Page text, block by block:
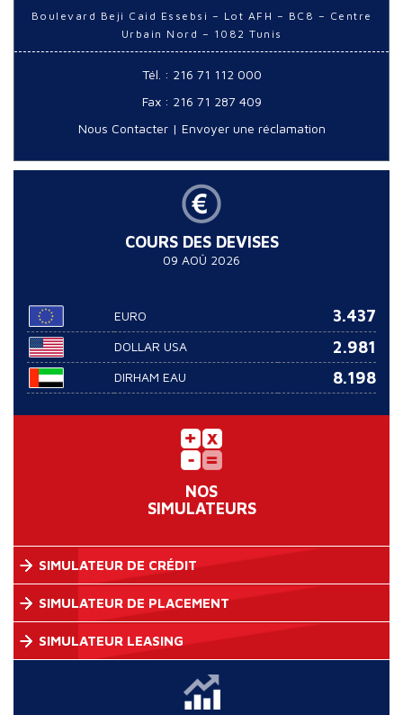
Boulevard Beji Caid Essebsi – Lot AFH – BC8 – Centre
Urbain Nord – 1082 Tunis
Tél. : 216 71 112 000
Fax : 216 71 287 409
Nous Contacter| Envoyer une réclamation
COURS DES DEVISES
09 AOÛ 2026
EURO 3.437
DOLLAR USA 2.981
DIRHAM EAU 8.198
NOS
SIMULATEURS
SIMULATEUR DE CRÉDIT
SIMULATEUR DE PLACEMENT
SIMULATEUR LEASING